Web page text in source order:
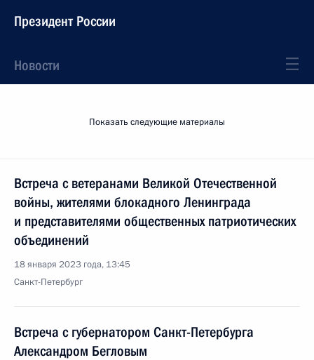
Президент России
Новости
Показать следующие материалы
Встреча с ветеранами Великой Отечественной
войны, жителями блокадного Ленинграда
и представителями общественных патриотических
объединений
18 января 2023 года, 13:45
Санкт-Петербург
Встреча с губернатором Санкт-Петербурга
Александром Бегловым